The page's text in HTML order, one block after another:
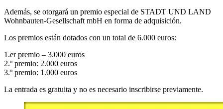
Además, se otorgará un premio especial de STADT UND LAND
Wohnbauten-Gesellschaft mbH en forma de adquisición.
Los premios están dotados con un total de 6.000 euros:
1.er premio – 3.000 euros
2.º premio: 2.000 euros
3.º premio: 1.000 euros
La entrada es gratuita y no es necesario inscribirse previamente.